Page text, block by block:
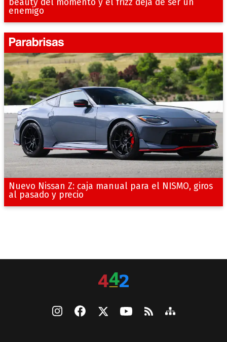
beauty del momento y el frizz deja de ser un
enemigo
Nuevo Nissan Z: caja manual para el NISMO, giros
al pasado y precio